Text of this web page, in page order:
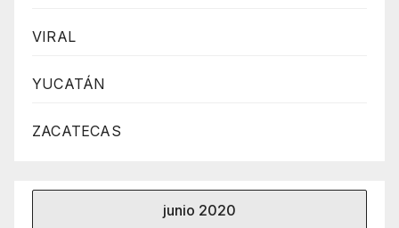
VIRAL
YUCATÁN
ZACATECAS
junio 2020